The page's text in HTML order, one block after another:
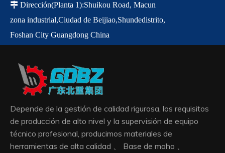
 Dirección(Planta 1):Shuikou Road, Macun
zona industrial,Ciudad de Beijiao,Shundedistrito,
Foshan City Guangdong China
Depende de la gestión de calidad rigurosa, los requisitos
de producción de alto nivel y la supervisión de equipo
técnico profesional, producimos materiales de
herramientas de alta calidad 、 Base de moho 、